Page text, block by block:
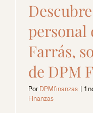
personal
Farrás,
de DPM
Por DPMfinanzas 1
Finanzas